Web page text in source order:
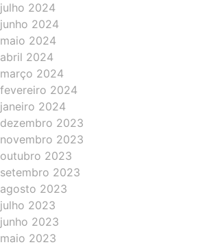
julho 2024
junho 2024
maio 2024
abril 2024
março 2024
fevereiro 2024
janeiro 2024
dezembro 2023
novembro 2023
outubro 2023
setembro 2023
agosto 2023
julho 2023
junho 2023
maio 2023